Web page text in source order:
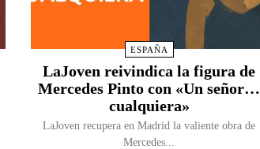
ESPAÑA
LaJoven reivindica la figura de
Mercedes Pinto con «Un señor…
cualquiera»
LaJoven recupera en Madrid la valiente obra de
Mercedes...